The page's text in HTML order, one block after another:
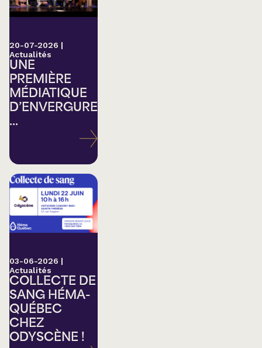
20-07-2026 |
Actualités
UNE
PREMIÈRE
MÉDIATIQUE
D’ENVERGURE
...
03-06-2026 |
Actualités
COLLECTE DE
SANG HÉMA-
QUÉBEC
CHEZ
ODYSCÈNE !